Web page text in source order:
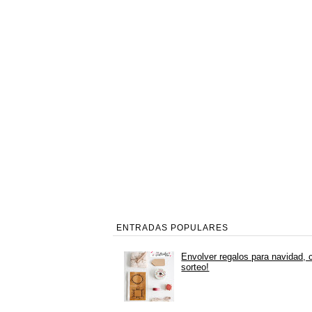
ENTRADAS POPULARES
Envolver regalos para navidad,
sorteo!